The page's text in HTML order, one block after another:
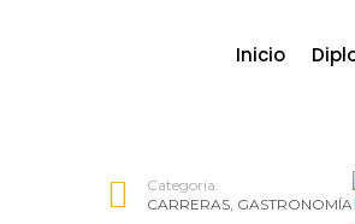
Inicio
Categoría:
CARRERAS, GASTRONOMÍA